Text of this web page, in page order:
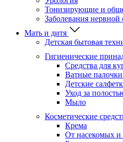
Тонизирующие и
Заболевания нервной
Мать и дитя
Детская бытовая
Гигиенические
Средства для
Ватные
Детские
Уход за
Мыло
Косметические
Крема
От насекомых и